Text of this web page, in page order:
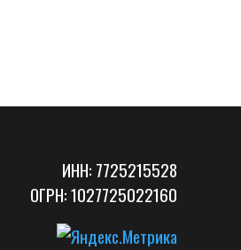
ИНН: 7725215528
ОГРН: 1027725022160